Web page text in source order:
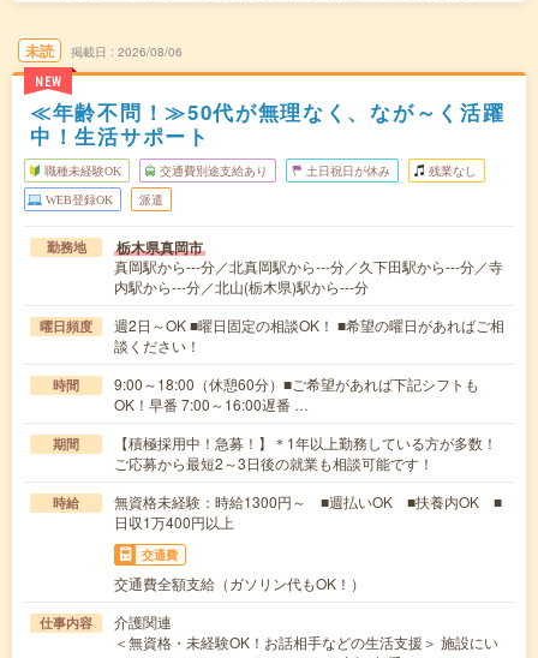
未読
NEW
掲載日 2026/08/06
≪年齢不問！≫50代が無理なく、なが～く活躍
中！生活サポート
職種未経験OK 交通費別途支給あり 土日祝日が休み 残業なし
WEB登録OK 派遣
勤務地 栃木県真岡市
真岡駅から---分／北真岡駅から---分／久下田駅から---分／寺
内駅から---分／北山(栃木県)駅から---分
曜日頻度
週2日～OK ■曜日固定の相談OK！ ■希望の曜日があればご相
談ください！
時間
9:00～18:00（休憩60分）■ご希望があれば下記シフトも
OK！早番 7:00～16:00遅番 …
期間
【積極採用中！急募！】＊1年以上勤務している方が多数！
ご応募から最短2～3日後の就業も相談可能です！
時給
無資格未経験：時給1300円～ ■週払いOK ■扶養内OK ■
日収1万400円以上
交通費
交通費全額支給（ガソリン代もOK！）
仕事内容
介護関連
＜無資格・未経験OK！お話相手などの生活支援＞ 施設にい